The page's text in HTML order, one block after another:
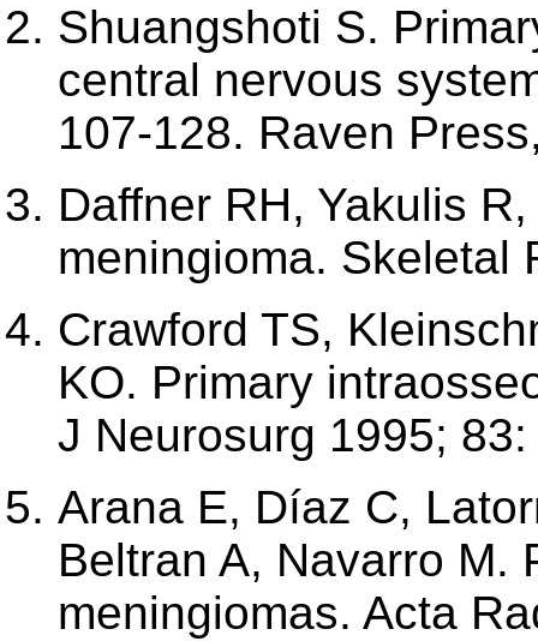
Shuangshoti S.
central nervous
107-128. Raven
Daffner RH, Yakulis
meningioma. Skeletal
Crawford TS,
KO. Primary
J Neurosurg 1995;
Arana E, Díaz C,
Beltran A, Navarro M.
meningiomas. Acta